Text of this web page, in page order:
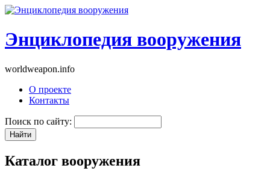
Энциклопедия вооружения
worldweapon.info
О проекте
Контакты
Поиск по сайту:
Каталог вооружения